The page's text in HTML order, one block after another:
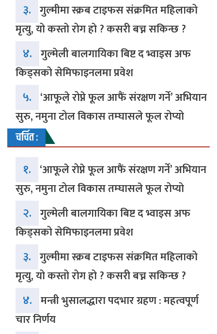
३. गुल्मीमा स्क्रब टाइफस संक्रमित महिलाको
मृत्यु, यो कस्तो रोग हो ? कसरी बच्न सकिन्छ ?
४. गुल्मेली बालगायिका बिष्ट द भ्वाइस अफ
किड्सको सेमिफाइनलमा प्रवेश
५. ‘आफूले रोप्ने फूल आफैं संरक्षण गर्ने’ अभियान
सुरु, नमुना टोल विकास तम्घासले फूल रोप्यो
चर्चित :
१. ‘आफूले रोप्ने फूल आफैं संरक्षण गर्ने’ अभियान
सुरु, नमुना टोल विकास तम्घासले फूल रोप्यो
२. गुल्मेली बालगायिका बिष्ट द भ्वाइस अफ
किड्सको सेमिफाइनलमा प्रवेश
३. गुल्मीमा स्क्रब टाइफस संक्रमित महिलाको
मृत्यु, यो कस्तो रोग हो ? कसरी बच्न सकिन्छ ?
४. मन्त्री भुसालद्धारा पदभार ग्रहण : महत्वपूर्ण
चार निर्णय